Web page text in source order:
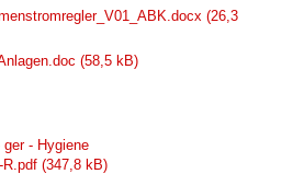
(26,3
(58,5 kB)
- Hygiene
R.pdf (347,8 kB)